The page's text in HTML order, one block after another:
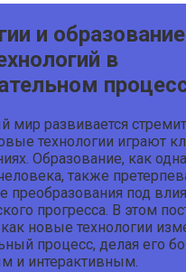
и
в
мир развивается
технологии играют
Образование, как
также
преобразования под
прогресса. В этом
новые технологии
процесс, делая его
и интерактивным.